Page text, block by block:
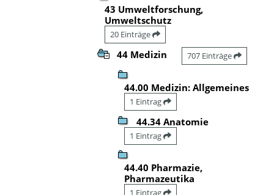
43 Umweltforschung,
Umweltschutz
20 Einträge
44 Medizin 707 Einträge
44.00 Medizin: Allgemeines
1 Eintrag
44.34 Anatomie
1 Eintrag
44.40 Pharmazie,
Pharmazeutika
1 Eintrag